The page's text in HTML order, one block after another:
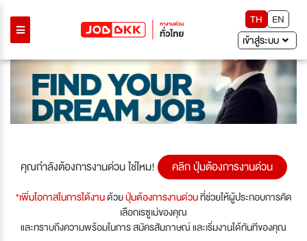
TH
EN
เข้าสู่ระบบ
คุณกำลังต้องการงานด่วน ใช่ไหม! คลิก ปุ่มต้องการงานด่วน
*เพิ่มโอกาสในการได้งานด้วยปุ่มต้องการงานด่วนที่ช่วยให้ผู้ประกอบการคัด
เลือกเรซูเม่ของคุณ
และทราบถึงความพร้อมในการ สมัครสัมภาษณ์ และเริ่มงานได้ทันทีของคุณ